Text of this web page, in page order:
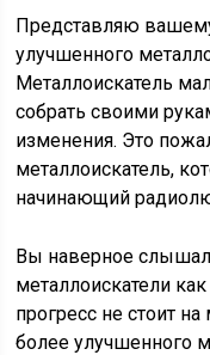
Представляю
улучшенного
Металлоискатель
собрать своими
изменения. Это
металлоискатель,
начинающий
Вы наверное
металлоискатели
прогресс не стоит
более улучшенного